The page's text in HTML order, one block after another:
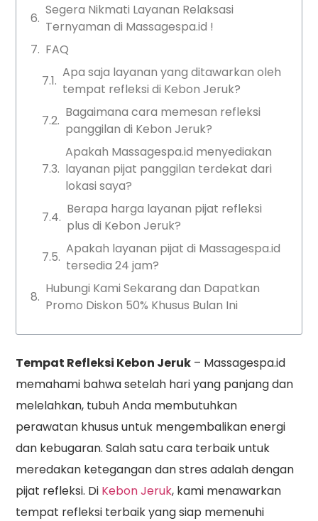
Segera Nikmati Layanan Relaksasi
Ternyaman di Massagespa.id !
FAQ
Apa saja layanan yang ditawarkan oleh
tempat refleksi di Kebon Jeruk?
Bagaimana cara memesan refleksi
panggilan di Kebon Jeruk?
Apakah Massagespa.id menyediakan
layanan pijat panggilan terdekat dari
lokasi saya?
Berapa harga layanan pijat refleksi
plus di Kebon Jeruk?
Apakah layanan pijat di Massagespa.id
tersedia 24 jam?
Hubungi Kami Sekarang dan Dapatkan
Promo Diskon 50% Khusus Bulan Ini
Tempat Refleksi Kebon Jeruk – Massagespa.id
memahami bahwa setelah hari yang panjang dan
melelahkan, tubuh Anda membutuhkan
perawatan khusus untuk mengembalikan energi
dan kebugaran. Salah satu cara terbaik untuk
meredakan ketegangan dan stres adalah dengan
pijat refleksi. Di Kebon Jeruk, kami menawarkan
tempat refleksi terbaik yang siap memenuhi